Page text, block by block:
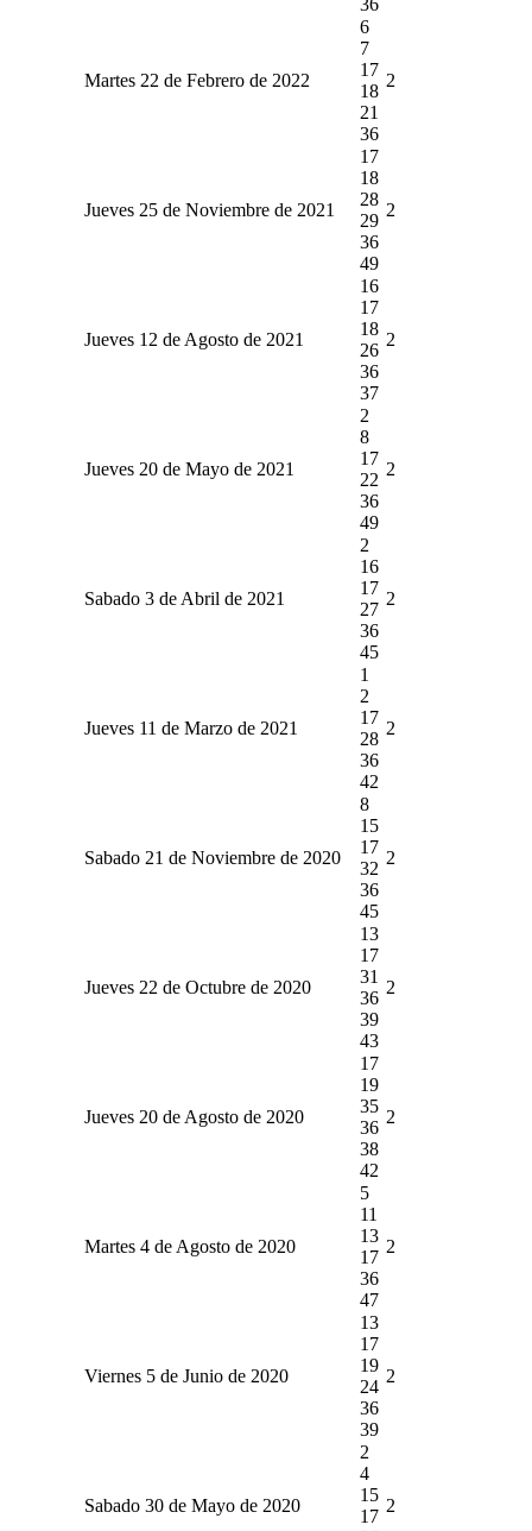
Martes 22 de Febrero de 2022
6
7
17
18
21
36
2
Jueves 25 de Noviembre de 2021
17
18
28
29
36
49
2
Jueves 12 de Agosto de 2021
16
17
18
26
36
37
2
Jueves 20 de Mayo de 2021
2
8
17
22
36
49
2
Sabado 3 de Abril de 2021
2
16
17
27
36
45
2
Jueves 11 de Marzo de 2021
1
2
17
28
36
42
2
Sabado 21 de Noviembre de 2020
8
15
17
32
36
45
2
Jueves 22 de Octubre de 2020
13
17
31
36
39
43
2
Jueves 20 de Agosto de 2020
17
19
35
36
38
42
2
Martes 4 de Agosto de 2020
5
11
13
17
36
47
2
Viernes 5 de Junio de 2020
13
17
19
24
36
39
2
Sabado 30 de Mayo de 2020
2
4
15
17
2